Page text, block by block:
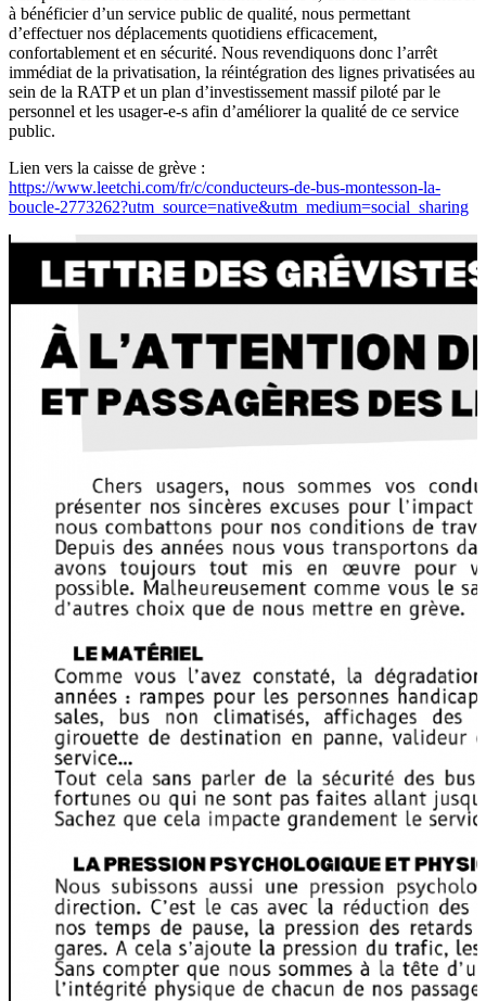
à bénéficier d’un service public de qualité, nous permettant
d’effectuer nos déplacements quotidiens efficacement,
confortablement et en sécurité. Nous revendiquons donc l’arrêt
immédiat de la privatisation, la réintégration des lignes privatisées au
sein de la RATP et un plan d’investissement massif piloté par le
personnel et les usager-e-s afin d’améliorer la qualité de ce service
public.
Lien vers la caisse de grève :
https://www.leetchi.com/fr/c/conducteurs-de-bus-montesson-la-
boucle-2773262?utm_source=native&utm_medium=social_sharing